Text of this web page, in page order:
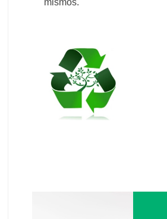
mismos.